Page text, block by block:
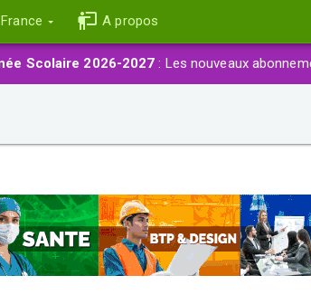
France A propos
Scolaire 2026-2027 : Les nouveaux